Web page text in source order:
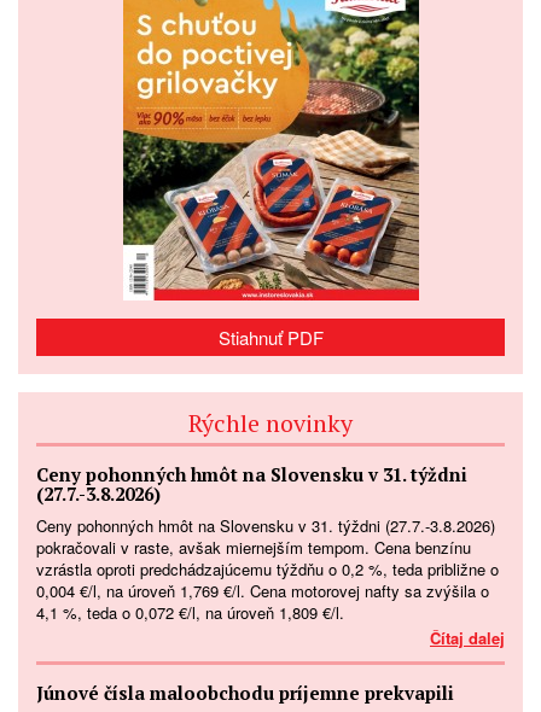
Stiahnuť PDF
Rýchle novinky
Ceny pohonných hmôt na Slovensku v 31. týždni
(27.7.-3.8.2026)
Ceny pohonných hmôt na Slovensku v 31. týždni (27.7.-3.8.2026)
pokračovali v raste, avšak miernejším tempom. Cena benzínu
vzrástla oproti predchádzajúcemu týždňu o 0,2 %, teda približne o
0,004 €/l, na úroveň 1,769 €/l. Cena motorovej nafty sa zvýšila o
4,1 %, teda o 0,072 €/l, na úroveň 1,809 €/l.
Čítaj dalej
Júnové čísla maloobchodu príjemne prekvapili